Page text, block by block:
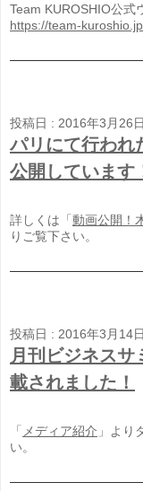
Team KUROSHIO公式
https://team-
投稿日 : 2016年3月26日
パリにて行われ
公開しています
詳しくは「 動画公開！
りご覧下さい。
投稿日 : 2016年3月14日
月刊ビジネス
載されました！
「 メディア紹介 」より
い。